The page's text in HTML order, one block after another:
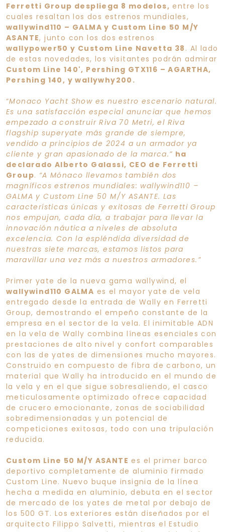
Ferretti Group despliega 8 modelos, entre los
cuales resaltan los dos estrenos mundiales,
wallywind110 – GALMA y Custom Line 50 M/Y
ASANTE, junto con los dos estrenos
wallypower50 y Custom Line Navetta 38 . Al lado
de estas novedades, los visitantes podrán admirar
Custom Line 140', Pershing GTX116 – AGARTHA,
Pershing 140, y wallywhy200.
“Monaco Yacht Show es nuestro escenario natural.
Es una satisfacción especial anunciar que hemos
empezado a construir Riva 70 Metri, el Riva
flagship superyate más grande de siempre,
vendido a principios de 2024 a un armador ya
cliente y gran apasionado de la marca.” ha
declarado Alberto Galassi, CEO de Ferretti
Group. “A Mónaco llevamos también dos
magníficos estrenos mundiales: wallywind110 –
GALMA y Custom Line 50 M/Y ASANTE. Las
características únicas y exitosas de Ferretti Group
nos empujan, cada día, a trabajar para llevar la
innovación náutica a niveles de absoluta
excelencia. Con la espléndida diversidad de
nuestras siete marcas, estamos listos para
maravillar una vez más a nuestros armadores.”
Primer yate de la nueva gama wallywind, el
wallywind110 GALMA es el mayor yate de vela
entregado desde la entrada de Wally en Ferretti
Group, demostrando el empeño constante de la
empresa en el sector de la vela. El inimitable ADN
en la vela de Wally combina líneas esenciales con
prestaciones de alto nivel y confort comparables
con las de yates de dimensiones mucho mayores.
Construido en compuesto de fibra de carbono, un
material que Wally ha introducido en el mundo de
la vela y en el que sigue sobresaliendo, el casco
meticulosamente optimizado ofrece capacidad
de crucero emocionante, zonas de sociabilidad
sobredimensionadas y un potencial de
competiciones exitosas, todo con una tripulación
reducida.
Custom Line 50 M/Y ASANTE es el primer barco
deportivo completamente de aluminio firmado
Custom Line. Nuevo buque insignia de la línea
hecha a medida en aluminio, debuta en el sector
de mercado de los yates de metal por debajo de
los 500 GT. Los exteriores están diseñados por el
arquitecto Filippo Salvetti, mientras el Estudio